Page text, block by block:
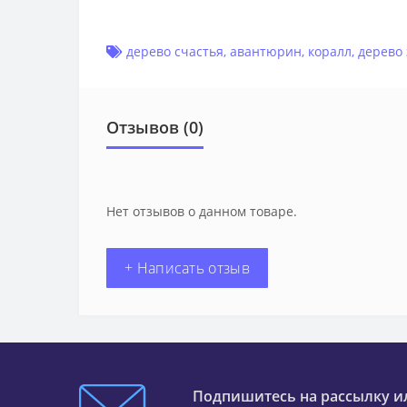
дерево счастья, авантюрин, коралл, дерево
Отзывов (0)
Нет отзывов о данном товаре.
+ Написать отзыв
Подпишитесь на рассылку